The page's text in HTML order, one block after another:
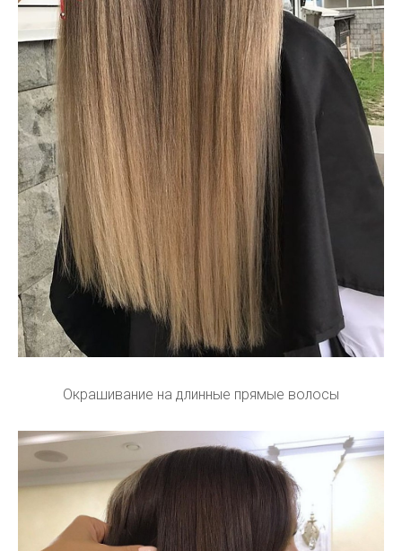
Окрашивание на длинные прямые волосы